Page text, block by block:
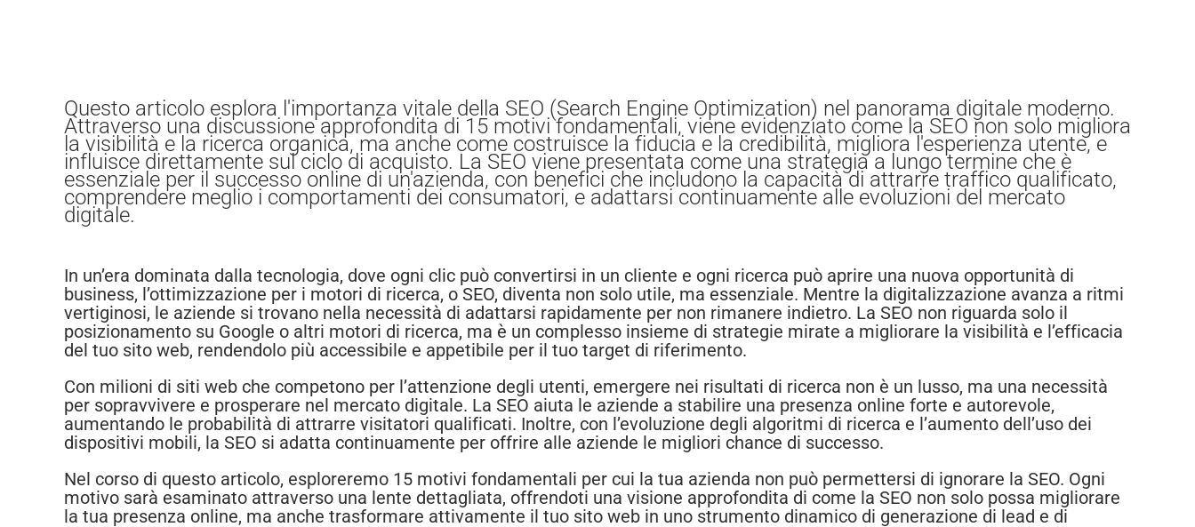
Questo articolo esplora l'importanza vitale della SEO (Search Engine Optimization) nel panorama digitale moderno.
Attraverso una discussione approfondita di 15 motivi fondamentali, viene evidenziato come la SEO non solo migliora
la visibilità e la ricerca organica, ma anche come costruisce la fiducia e la credibilità, migliora l'esperienza utente, e
influisce direttamente sul ciclo di acquisto. La SEO viene presentata come una strategia a lungo termine che è
essenziale per il successo online di un'azienda, con benefici che includono la capacità di attrarre traffico qualificato,
comprendere meglio i comportamenti dei consumatori, e adattarsi continuamente alle evoluzioni del mercato
digitale.
In un’era dominata dalla tecnologia, dove ogni clic può convertirsi in un cliente e ogni ricerca può aprire una nuova opportunità di
business, l’ottimizzazione per i motori di ricerca, o SEO, diventa non solo utile, ma essenziale. Mentre la digitalizzazione avanza a ritmi
vertiginosi, le aziende si trovano nella necessità di adattarsi rapidamente per non rimanere indietro. La SEO non riguarda solo il
posizionamento su Google o altri motori di ricerca, ma è un complesso insieme di strategie mirate a migliorare la visibilità e l’efficacia
del tuo sito web, rendendolo più accessibile e appetibile per il tuo target di riferimento.
Con milioni di siti web che competono per l’attenzione degli utenti, emergere nei risultati di ricerca non è un lusso, ma una necessità
per sopravvivere e prosperare nel mercato digitale. La SEO aiuta le aziende a stabilire una presenza online forte e autorevole,
aumentando le probabilità di attrarre visitatori qualificati. Inoltre, con l’evoluzione degli algoritmi di ricerca e l’aumento dell’uso dei
dispositivi mobili, la SEO si adatta continuamente per offrire alle aziende le migliori chance di successo.
Nel corso di questo articolo, esploreremo 15 motivi fondamentali per cui la tua azienda non può permettersi di ignorare la SEO. Ogni
motivo sarà esaminato attraverso una lente dettagliata, offrendoti una visione approfondita di come la SEO non solo possa migliorare
la tua presenza online, ma anche trasformare attivamente il tuo sito web in uno strumento dinamico di generazione di lead e di